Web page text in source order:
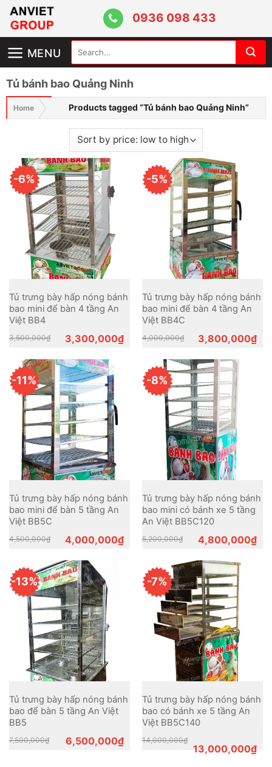
Skip
content
0936 098 433
MENU
for:
Tủ bánh bao Quảng Ninh
Home Products tagged “Tủ bánh bao Quảng Ninh”
-6%
Tủ trưng bày hấp nóng bánh
bao mini để bàn 4 tầng An
Việt BB4
3,500,000₫
Original
price
3,500,000₫.
3,300,000₫
Current
price
3,300,000₫.
-5%
Tủ trưng bày hấp nóng bánh
bao mini để bàn 4 tầng An
Việt BB4C
4,000,000₫
Original
price
4,000,000₫.
3,800,000₫
Current
price
3,800,000₫.
-11%
Tủ trưng bày hấp nóng bánh
bao mini để bàn 5 tầng An
Việt BB5C
4,500,000₫
Original
price
4,500,000₫.
4,000,000₫
Current
price
4,000,000₫.
-8%
Tủ trưng bày hấp nóng bánh
bao mini có bánh xe 5 tầng
An Việt BB5C120
5,200,000₫
Original
price
5,200,000₫.
4,800,000₫
Current
price
4,800,000₫.
-13%
Tủ trưng bày hấp nóng bánh
bao để bàn 5 tầng An Việt
BB5
7,500,000₫
Original
price6,500,000₫
Current
price
-7%
Tủ trưng bày hấp nóng bánh
bao có bánh xe 5 tầng An
Việt BB5C140
14,000,000₫
price
was:
13,000,000₫
price
is: